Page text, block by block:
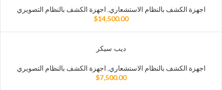
اجهزة الكشف بالنظام الاستشعاري, اجهزة الكشف بالنظام التصويري
$14,500.00
ديب سيكر
اجهزة الكشف بالنظام الاستشعاري, اجهزة الكشف بالنظام التصويري
$7,500.00